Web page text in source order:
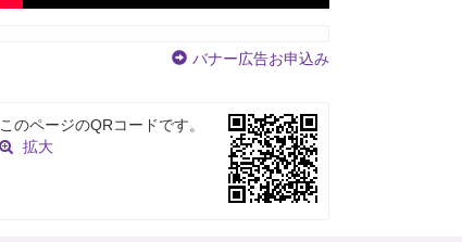
バナー広告お申込み
このページのQRコードです。
拡大